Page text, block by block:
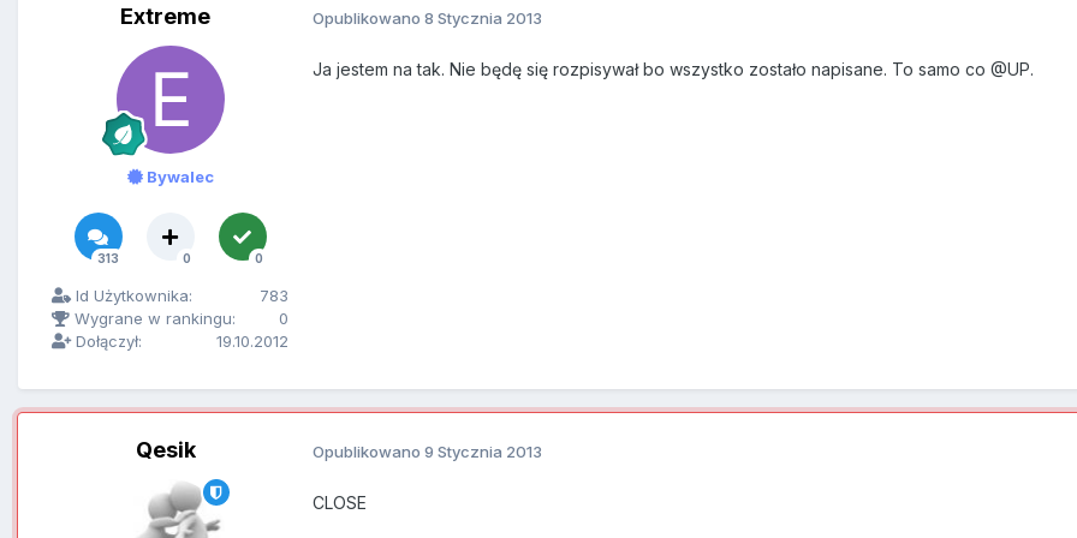
Extreme
Bywalec
313 0 0
Id Użytkownika:
783
Wygrane w rankingu:
0
Dołączył:
19.10.2012
Opublikowano 8 Stycznia 2013
Ja jestem na tak. Nie będę się rozpisywał bo wszystko zostało napisane. To samo co @UP.
Qesik Opublikowano 9 Stycznia 2013
CLOSE